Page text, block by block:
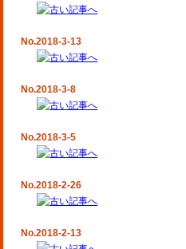
No.2018-3-13
No.2018-3-8
No.2018-3-5
No.2018-2-26
No.2018-2-13